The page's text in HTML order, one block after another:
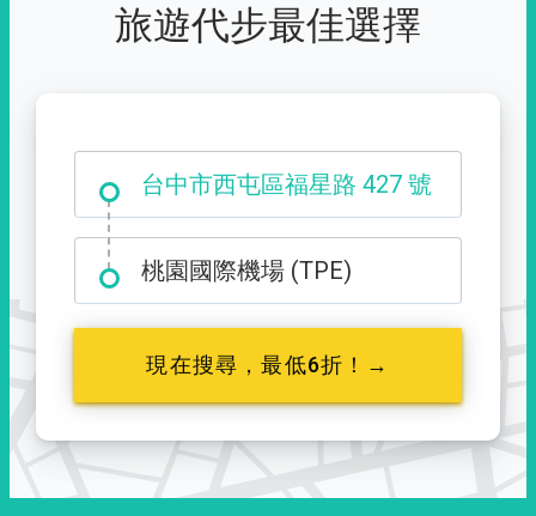
旅遊代步最佳選擇
台中市西屯區福星路 427 號
西門町
桃園國際機場 (TPE)
現在搜尋，最低6折！→